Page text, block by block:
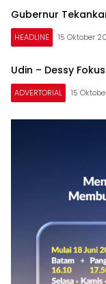
Gubernur
HEADLINE 15 Oktober
Udin – Dessy
ADVERTORIAL 15